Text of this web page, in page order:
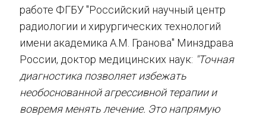
работе ФГБУ "Российский научный центр
радиологии и хирургических технологий
имени академика А.М. Гранова" Минздрава
России, доктор медицинских наук: "Точная
диагностика позволяет избежать
необоснованной агрессивной терапии и
вовремя менять лечение. Это напрямую